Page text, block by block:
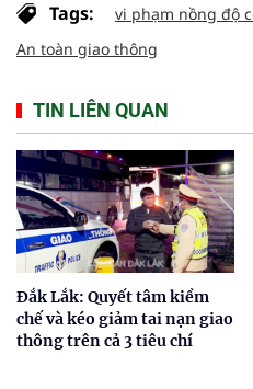
Tags: vi phạm nồng độ
An toàn giao thông
TIN LIÊN QUAN
Đắk Lắk: Quyết tâm kiềm
chế và kéo giảm tai nạn giao
thông trên cả 3 tiêu chí